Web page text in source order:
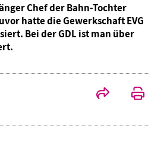
Chef der Bahn-Tochter
hatte die Gewerkschaft EVG
Bei der GDL ist man über